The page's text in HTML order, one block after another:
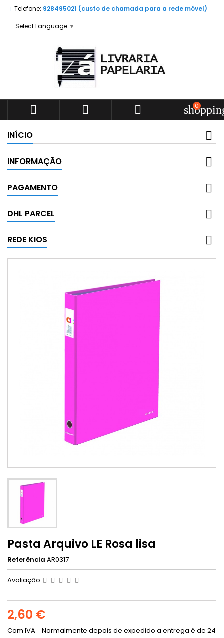
Telefone: 928495021 (custo de chamada para a rede móvel)
Select Language ▼
   0
INÍCIO
INFORMAÇÃO
PAGAMENTO
DHL PARCEL
REDE KIOS
Pasta Arquivo LE Rosa lisa
Referência AR0317
Avaliação
2,60 €
Com IVA
Normalmente depois de expedido a entrega é de 24